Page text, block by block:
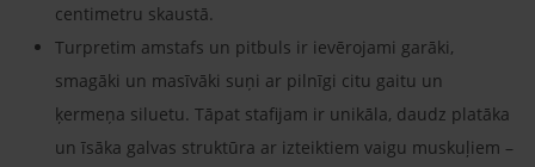
centimetru skaustā.
Turpretim amstafs un pitbuls ir ievērojami garāki,
smagāki un masīvāki suņi ar pilnīgi citu gaitu un
ķermeņa siluetu. Tāpat stafijam ir unikāla, daudz platāka
un īsāka galvas struktūra ar izteiktiem vaigu muskuļiem –